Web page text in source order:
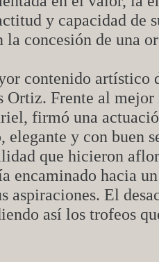
y capacidad de
concesión de una
contenido artístico
Ortiz. Frente al
firmó una
elegante y con buen
que hicieron
encaminado hacia
aspiraciones. El
así los trofeos